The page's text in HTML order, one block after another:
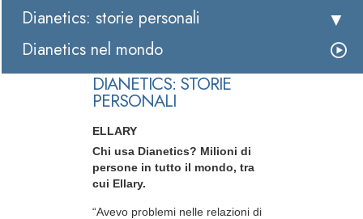
Dianetics: storie personali
Dianetics nel mondo
DIANETICS: STORIE
PERSONALI
ELLARY
Chi usa Dianetics? Milioni di
persone in tutto il mondo, tra
cui Ellary.
“Avevo problemi nelle relazioni di